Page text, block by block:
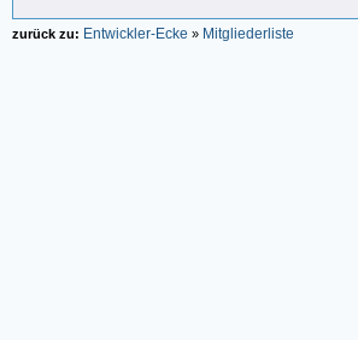
zurück zu: Entwickler-Ecke » Mitgliederliste